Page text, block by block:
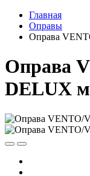
Главная
Оправы
Оправа
Оправа
DELUX